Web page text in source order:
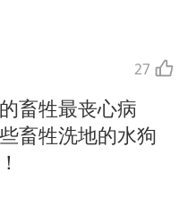
27
畜牲最丧心病
畜牲洗地的水狗